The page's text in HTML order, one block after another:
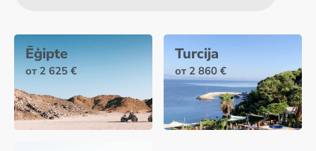
Ēģipte
от 2 625 €
Turcija
от 2 860 €